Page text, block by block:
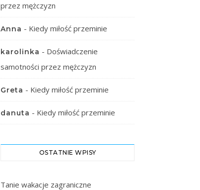
przez mężczyzn
Anna - Kiedy miłość przeminie
karolinka - Doświadczenie
samotności przez mężczyzn
Greta - Kiedy miłość przeminie
danuta - Kiedy miłość przeminie
OSTATNIE WPISY
Tanie wakacje zagraniczne